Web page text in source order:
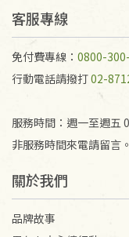
客服專線
免付費專線： 0800-
行動電話請撥打02-
服務時間：週一至週五
非服務時間來電請留言。
關於我們
品牌故事